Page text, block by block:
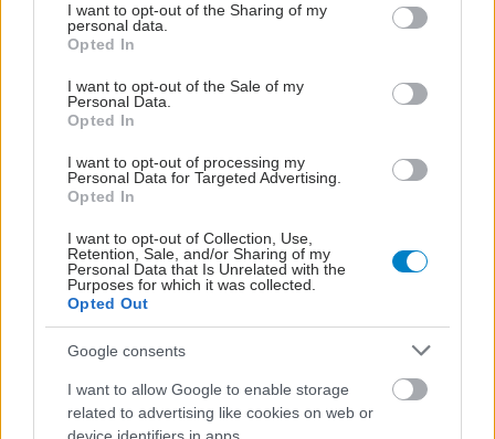
not limited to your visit or usage behaviour. You may click to
grant or deny consent to Google and its third-party tags to
use your data for below specified purposes in below Google
consent section.
I want to opt-out of the Sharing of my
personal data.
Opted In
I want to opt-out of the Sale of my
Personal Data.
Opted In
I want to opt-out of processing my
Personal Data for Targeted Advertising.
Opted In
I want to opt-out of Collection, Use,
Retention, Sale, and/or Sharing of my
Personal Data that Is Unrelated with the
Purposes for which it was collected.
Opted Out
Google consents
I want to allow Google to enable storage
related to advertising like cookies on web or
ΣΗΜΕΡΑ ΣΤΟ IATRONET.GR